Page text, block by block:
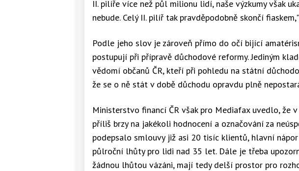
II. pilíře více než půl milionu lidí, naše výzkumy však
nebude. Celý II. pilíř tak pravděpodobně skončí
Podle jeho slov je zároveň přímo do očí bijící
postupují při přípravě důchodové reformy. Jediným
vědomí občanů ČR, kteří při pohledu na státní
že se o ně stát v době důchodu opravdu plně
Ministerstvo financí ČR však pro Mediafax uvedlo, že
příliš brzy na jakékoli hodnocení a označování za
podepsalo smlouvy již asi 20 tisíc klientů, hlavní nápor
půlroční lhůty pro lidi nad 35 let. Dále je třeba
žádnou lhůtou vázáni, mají tedy delší prostor pro